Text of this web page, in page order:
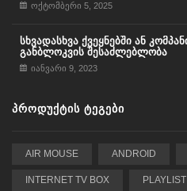
ოქტომბერი 5, 2025
სხვადასხვა ქვეყნებში ან
განბლოკვის შესაძლებლობა
იანვარი 9, 2023
ᲞᲠᲝᲓᲣᲥᲢᲘᲡ ᲢᲔᲒᲔᲑᲘ
AIR MOUSE ANDROID
INTERNET TV BOX PLAYLIST